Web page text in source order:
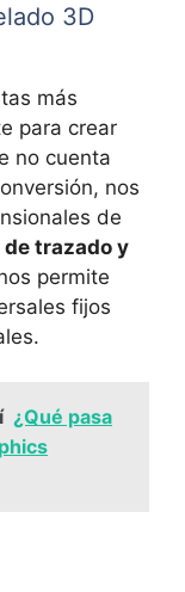
3D
más
para crear
no cuenta
nos
de
trazado y
permite
fijos
¿Qué pasa